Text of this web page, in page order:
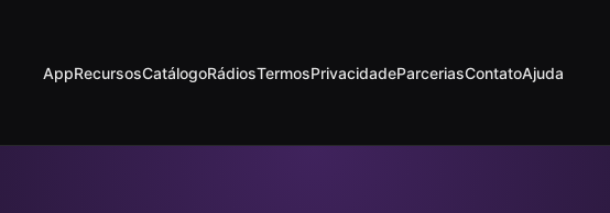
AppRecursosCatálogoRádiosTermosPrivacidadeParceriasContatoAjuda